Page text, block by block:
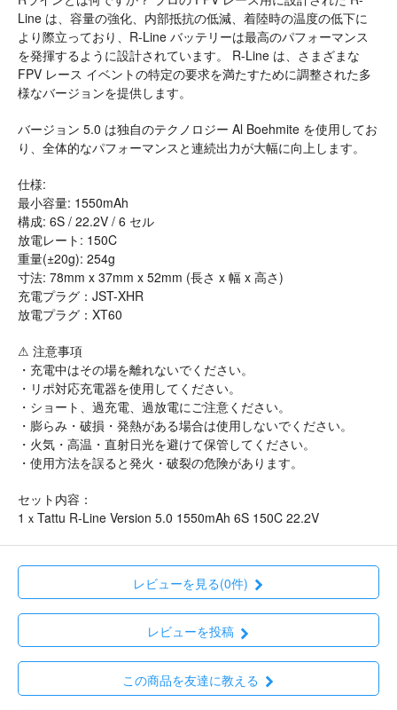
Line は、容量の強化、内部抵抗の低減、着陸時の温度の低下に
より際立っており、R-Line バッテリーは最高のパフォーマンス
を発揮するように設計されています。 R-Line は、さまざまな
FPV レース イベントの特定の要求を満たすために調整された多
様なバージョンを提供します。
バージョン 5.0 は独自のテクノロジー Al Boehmite を使用してお
り、全体的なパフォーマンスと連続出力が大幅に向上します。
仕様:
最小容量: 1550mAh
構成: 6S / 22.2V / 6 セル
放電レート: 150C
重量(±20g): 254g
寸法: 78mm x 37mm x 52mm (長さ x 幅 x 高さ)
充電プラグ：JST-XHR
放電プラグ：XT60
⚠ 注意事項
・充電中はその場を離れないでください。
・リポ対応充電器を使用してください。
・ショート、過充電、過放電にご注意ください。
・膨らみ・破損・発熱がある場合は使用しないでください。
・火気・高温・直射日光を避けて保管してください。
・使用方法を誤ると発火・破裂の危険があります。
セット内容：
1ｘTattu R-Line Version 5.0 1550mAh 6S 150C 22.2V
レビューを見る(0件)
レビューを投稿
この商品を友達に教える